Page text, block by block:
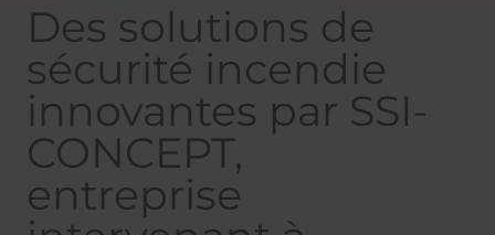
Des solutions de
sécurité incendie
innovantes par SSI-
CONCEPT,
entreprise